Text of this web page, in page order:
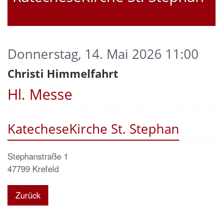
Hl. Messe
Donnerstag, 14. Mai 2026 11:00
Christi Himmelfahrt
KatecheseKirche St. Stephan
Stephanstraße 1
47799 Krefeld
Zurück